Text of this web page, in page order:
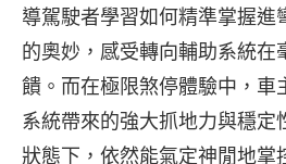
導駕駛者學習如何精準掌握進
的奧妙，感受轉向輔助系統在
饋。而在極限煞停體驗中，車
系統帶來的強大抓地力與穩定
狀態下，依然能氣定神閒地掌